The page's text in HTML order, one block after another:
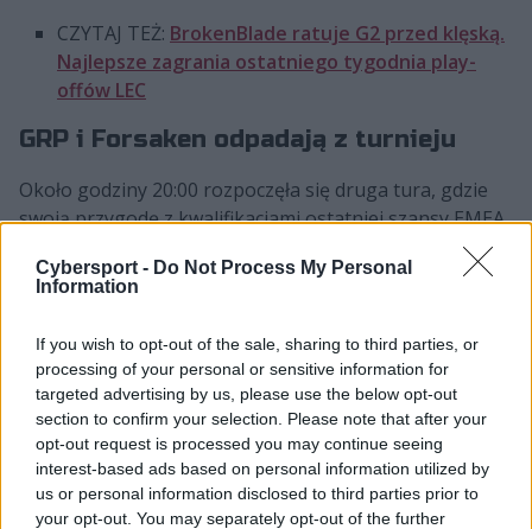
Cybersport - Do Not Process My Personal
Information
If you wish to opt-out of the sale, sharing to third parties, or
processing of your personal or sensitive information for
targeted advertising by us, please use the below opt-out
section to confirm your selection. Please note that after your
opt-out request is processed you may continue seeing
interest-based ads based on personal information utilized by
us or personal information disclosed to third parties prior to
your opt-out. You may separately opt-out of the further
CZYTAJ TEŻ: BrokenBlade ratuje G2 przed klęską.
Najlepsze zagrania ostatniego tygodnia play-
offów LEC
GRP i Forsaken odpadają z turnieju
Około godziny 20:00 rozpoczęła się druga tura, gdzie
swoją przygodę z kwalifikacjami ostatniej szansy EMEA
Masters zaczęły drużyny z drabinek C i D. Tym razem
rozstrzygnięcia były jeszcze szybsze, gdyż każdy z
awansu do drugiej rundy zmagań może m.in. polska
brygada z Austrian Force willhaben. W pełni biało-
czerwona piątka triumfowała nad BeFive. Zadowoleni
ze swoich występów mogą być także trzej rodacy z
Atlety Esport, którzy pokonali Team UNiTY, a także
Jakub "Sinmivak" Rucki z UCAM Esports. Rodzimy
toplaner rozprawił się z Dynamo Eclot.